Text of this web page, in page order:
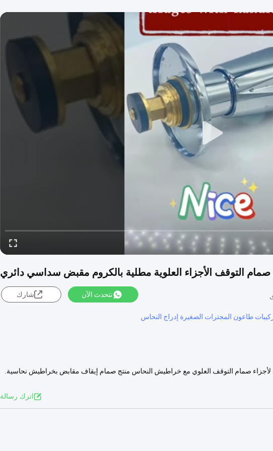
التوقف الأجزاء العلوية مطلية بالكروم مقبض سداسي دائري
نتحدث الآن شارك
طاعون المجترات الصغيرة إدراج النحاس
صمام التوقف العلوي مع خراطيش النحاس منتج صمام إيقاف مقابض بخراطيش نحاسية.
اترك رسالة